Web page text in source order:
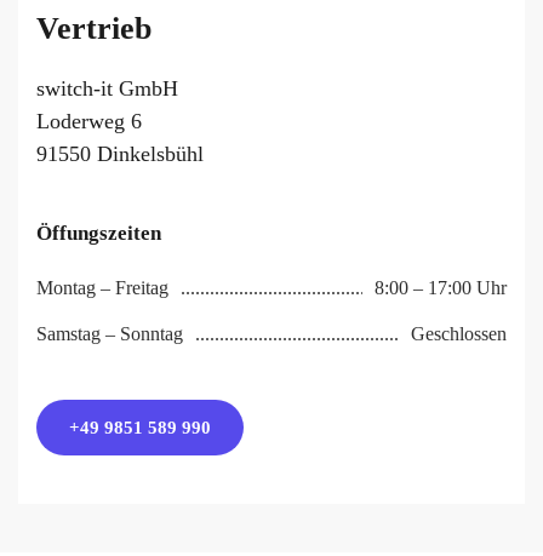
Vertrieb
switch-it GmbH
Loderweg 6
91550 Dinkelsbühl
Öffungszeiten
Montag – Freitag 8:00 – 17:00 Uhr
Samstag – Sonntag Geschlossen
+49 9851 589 990